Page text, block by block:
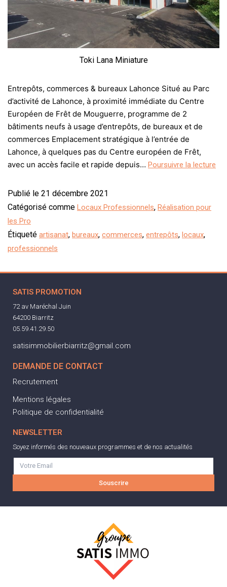
Toki Lana Miniature
Entrepôts, commerces & bureaux Lahonce Situé au Parc
d’activité de Lahonce, à proximité immédiate du Centre
Européen de Frêt de Mouguerre, programme de 2
bâtiments neufs à usage d’entrepôts, de bureaux et de
commerces Emplacement stratégique à l’entrée de
Lahonce, à quelques pas du Centre européen de Frêt,
avec un accès facile et rapide depuis… Poursuivre la lecture
Publié le 21 décembre 2021
Catégorisé comme Locaux Professionnels, Réalisation pour
les Pro
Étiqueté artisanat, bureaux, commerces, entrepôts, locaux,
professionnels
SATIS PROMOTION
72 av Maréchal Juin
64200 Biarritz
05.59.41.29.50
satisimmobilierbiarritz@gmail.com
DEMANDE DE CONTACT
Recrutement
Mentions légales
Politique de confidentialité
NEWSLETTER
Soyez informés des nouveaux programmes et de nos actualités
Souscrire